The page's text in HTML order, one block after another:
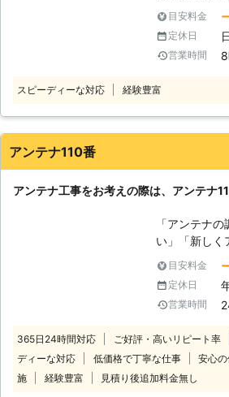
れば言いと
せん。アンテ
ですが、テレ
のですので、
は目に見えな
めの装備を整
テナ工事で
DIYで事故解
アンテナ工事
まりお勧めで
ナ工事は危険
の屋根の上
の高さは十メ
の高さから
ば命に関わり
うにアンテナ
目安料金
定休日
営業時間
スピーディーな対応 経験豊富
アンテナ110番
アンテナ工事をお考えの際は、アンテナ
「アンテナ
い」「新しく
い」「新居
ナがいい」な
お困り、お悩
ら、アンテナ
盟店と提携し
のご依頼に迅
ます。 低価格
目安料金
定休日
営業時間
365日24時間対応 ご好評・高いリピート率
ディーな対応
低価格で丁寧な仕事 安心
施
経験豊富 見積り後追加料金無し